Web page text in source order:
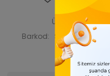
Ürün Kodu:
Barkod: